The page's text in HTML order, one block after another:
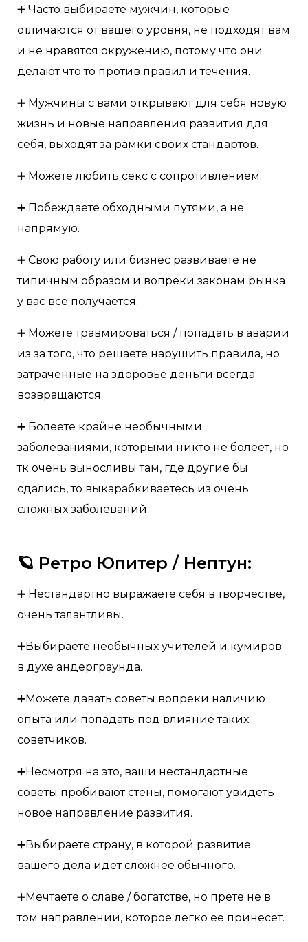
➕ Часто выбираете мужчин, которые
отличаются от вашего уровня, не подходят вам
и не нравятся окружению, потому что они
делают что то против правил и течения.
➕ Мужчины с вами открывают для себя новую
жизнь и новые направления развития для
себя, выходят за рамки своих стандартов.
➕ Можете любить секс с сопротивлением.
➕ Побеждаете обходными путями, а не
напрямую.
➕ Свою работу или бизнес развиваете не
типичным образом и вопреки законам рынка
у вас все получается.
➕ Можете травмироваться / попадать в аварии
из за того, что решаете нарушить правила, но
затраченные на здоровье деньги всегда
возвращаются.
➕ Болеете крайне необычными
заболеваниями, которыми никто не болеет, но
тк очень выносливы там, где другие бы
сдались, то выкарабкиваетесь из очень
сложных заболеваний.
🪐 Ретро Юпитер / Нептун:
➕ Нестандартно выражаете себя в творчестве,
очень талантливы.
➕Выбираете необычных учителей и кумиров
в духе андерграунда.
➕Можете давать советы вопреки наличию
опыта или попадать под влияние таких
советчиков.
➕Несмотря на это, ваши нестандартные
советы пробивают стены, помогают увидеть
новое направление развития.
➕Выбираете страну, в которой развитие
вашего дела идет сложнее обычного.
➕Мечтаете о славе / богатстве, но прете не в
том направлении, которое легко ее принесет.